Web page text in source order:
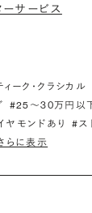
サービス
ーク・クラシカル
#25〜30万円以
ヤモンドあり
#ス
らに表示